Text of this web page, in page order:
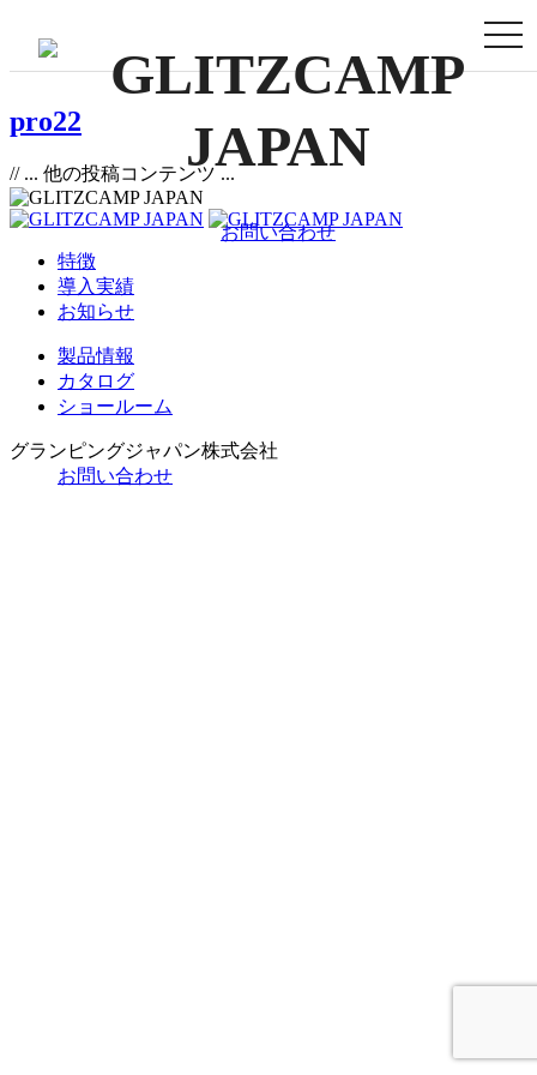
お問い合わせ
pro22
// ... 他の投稿コンテンツ ...
特徴
導入実績
お知らせ
製品情報
カタログ
ショールーム
グランピングジャパン株式会社
お問い合わせ